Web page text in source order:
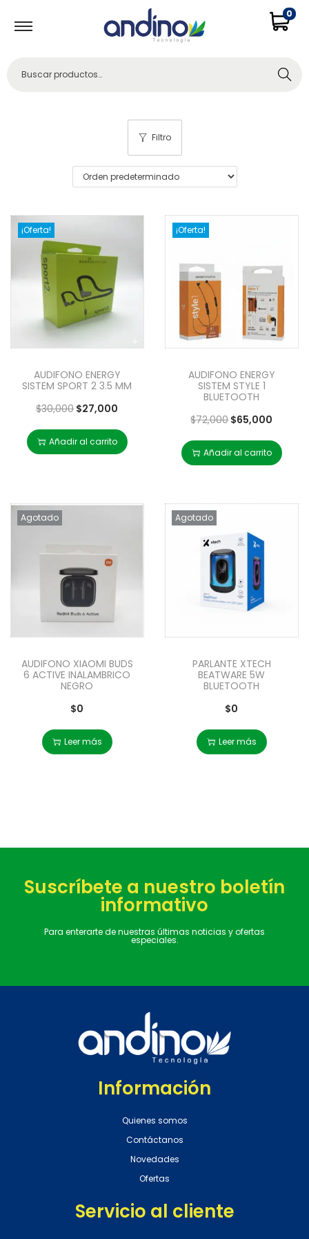
0
Buscar
Filtro
¡Oferta!
AUDIFONO ENERGY
SISTEM SPORT 2 3.5 MM
$30,000$27,000
Añadir al carrito
¡Oferta!
AUDIFONO ENERGY
SISTEM STYLE 1
BLUETOOTH
$72,000$65,000
Añadir al carrito
Agotado
AUDIFONO XIAOMI BUDS
6 ACTIVE INALAMBRICO
NEGRO
$0
Leer más
Agotado
PARLANTE XTECH
BEATWARE 5W
BLUETOOTH
$0
Leer más
Suscríbete a nuestro boletín
informativo
Para enterarte de nuestras últimas noticias y ofertas
especiales.
Información
Quienes somos
Contáctanos
Novedades
Ofertas
Servicio al cliente